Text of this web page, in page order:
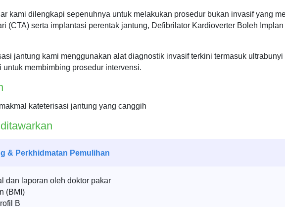
kami dilengkapi sepenuhnya untuk melakukan prosedur bukan invasif yang
(CTA) serta implantasi perentak jantung, Defibrilator Kardioverter Boleh
jantung kami menggunakan alat diagnostik invasif terkini termasuk
membimbing prosedur intervensi.
kateterisasi jantung yang canggih
& Perkhidmatan Pemulihan
dan laporan oleh doktor pakar
(BMI)
B